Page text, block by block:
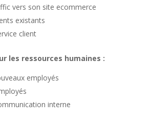
vers son site ecommerce
existants
client
les ressources humaines :
employés
interne